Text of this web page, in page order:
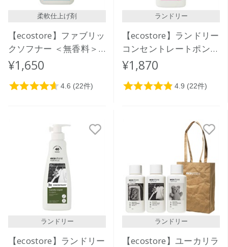
柔軟仕上げ剤
【ecostore】ファブリッ
クソフナー ＜無香料＞
1L
¥1,650
ランドリー
【ecostore】ランドリー
コンセントレートポンプ
＜ゼラニウム＆オレンジ
＞ 480mL
¥1,870
ランドリー
【ecostore】ランドリー
ランドリー
【ecostore】ユーカリラ